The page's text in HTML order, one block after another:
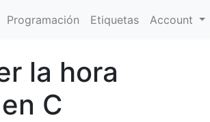
Programación Etiquetas Account
la hora
C